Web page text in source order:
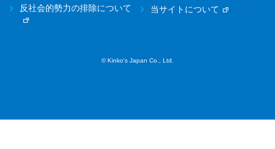
反社会的勢力の排除について
当サイトについて
© Kinko's Japan Co., Ltd.